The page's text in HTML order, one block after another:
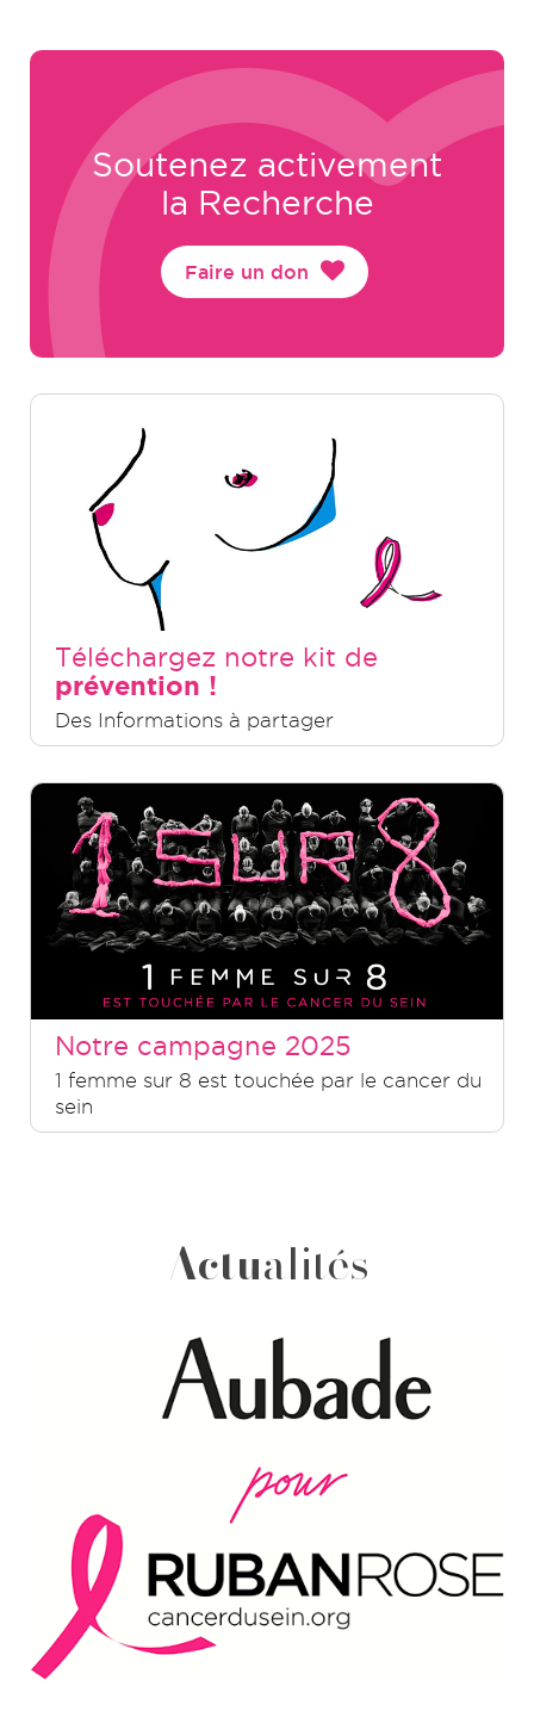
Soutenez activement
la Recherche
Faire un don
Téléchargez notre kit de
prévention !
Des Informations à partager
Notre campagne 2025
1 femme sur 8 est touchée par le cancer du
sein
Actualités